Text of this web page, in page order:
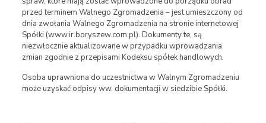
przed terminem Walnego Zgromadzenia – jest umieszczony od
dnia zwołania Walnego Zgromadzenia na stronie internetowej
Spółki (www.ir.boryszew.com.pl). Dokumenty te, są
niezwłocznie aktualizowane w przypadku wprowadzania
zmian zgodnie z przepisami Kodeksu spółek handlowych.
Osoba uprawniona do uczestnictwa w Walnym Zgromadzeniu
może uzyskać odpisy ww. dokumentacji w siedzibie Spółki.